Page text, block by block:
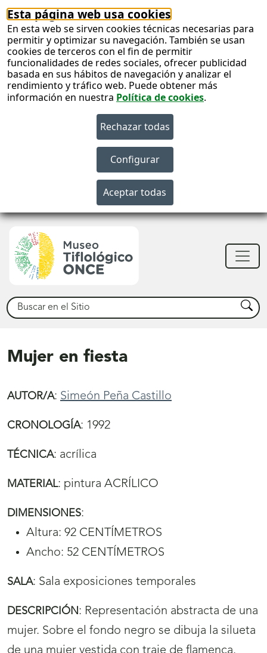
Esta página web usa cookies
En esta web se sirven cookies técnicas necesarias para
permitir y optimizar su navegación. También se usan
cookies de terceros con el fin de permitir
funcionalidades de redes sociales, ofrecer publicidad
basada en sus hábitos de navegación y analizar el
rendimiento y tráfico web. Puede obtener más
información en nuestra Política de cookies.
Buscar Buscar
Mujer en fiesta
AUTOR/A: Simeón Peña Castillo
CRONOLOGÍA: 1992
TÉCNICA: acrílica
MATERIAL: pintura ACRÍLICO
DIMENSIONES:
Altura: 92 CENTÍMETROS
Ancho: 52 CENTÍMETROS
SALA: Sala exposiciones temporales
DESCRIPCIÓN: Representación abstracta de una
mujer. Sobre el fondo negro se dibuja la silueta